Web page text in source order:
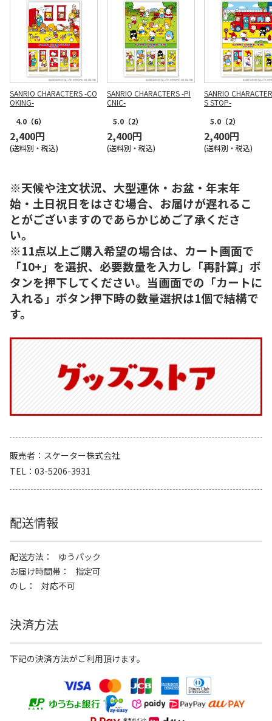
SANRIO CHARACTERS -CO
OKING-
4.0 （6）
2,400円
(送料別・税込)
SANRIO CHARACTERS -PI
CNIC-
5.0 （2）
2,400円
(送料別・税込)
SANRIO
S STOP-
5.0 （2）
2,400円
(送料別・税込)
※天候や注文状況、大型連休・お盆・年末年
始・土日祝日をはさむ場合、お届けが遅れるこ
とがございますのであらかじめご了承くださ
い。
※11点以上ご購入希望の場合は、カート画面で
「10+」を選択、必要数量を入力し「再計算」ボ
タンを押下してください。当画面での「カートに
入れる」ボタン押下時の数量選択は1個で結構で
す。
販売者
スケーター株式会社
TEL
03-5206-3931
配送情報
配送方法
ゆうパック
お届け時間帯
指定可
のし
対応不可
決済方法
下記の決済方法がご利用頂けます。